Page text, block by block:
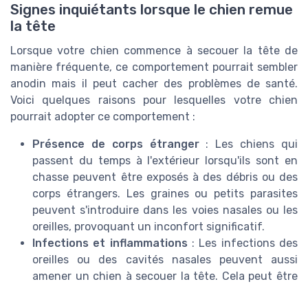
Signes inquiétants lorsque le chien remue
la tête
Lorsque votre chien commence à secouer la tête de
manière fréquente, ce comportement pourrait sembler
anodin mais il peut cacher des problèmes de santé.
Voici quelques raisons pour lesquelles votre chien
pourrait adopter ce comportement :
Présence de corps étranger: Les chiens qui
passent du temps à l'extérieur lorsqu'ils sont en
chasse peuvent être exposés à des débris ou des
corps étrangers. Les graines ou petits parasites
peuvent s'introduire dans les voies nasales ou les
oreilles, provoquant un inconfort significatif.
Infections et inflammations : Les infections des
oreilles ou des cavités nasales peuvent aussi
amener un chien à secouer la tête. Cela peut être